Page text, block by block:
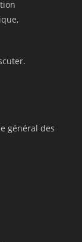
général des